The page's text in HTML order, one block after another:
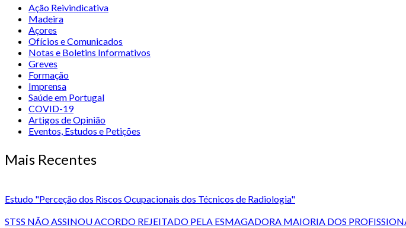
Ação Reivindicativa
Madeira
Açores
Ofícios e Comunicados
Notas e Boletins Informativos
Greves
Formação
Imprensa
Saúde em Portugal
COVID-19
Artigos de Opinião
Eventos, Estudos e Petições
Mais Recentes
Estudo "Perceção dos Riscos Ocupacionais dos Técnicos de Radiologia"
STSS NÃO ASSINOU ACORDO REJEITADO PELA ESMAGADORA MAIORIA DOS